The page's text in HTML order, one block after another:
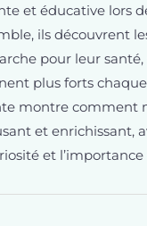
et éducative lors
ils découvrent
pour leur
plus forts
montre comment
et enrichissant,
et